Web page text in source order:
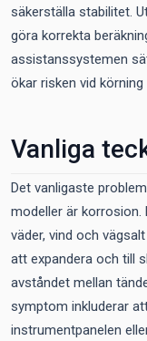
säkerställa stabilitet.
göra korrekta
assistanssystemen
ökar risken vid
Vanliga
Det vanligaste
modeller är
väder, vind och
att expandera och till
avståndet mellan
symptom inkluderar
instrumentpanelen